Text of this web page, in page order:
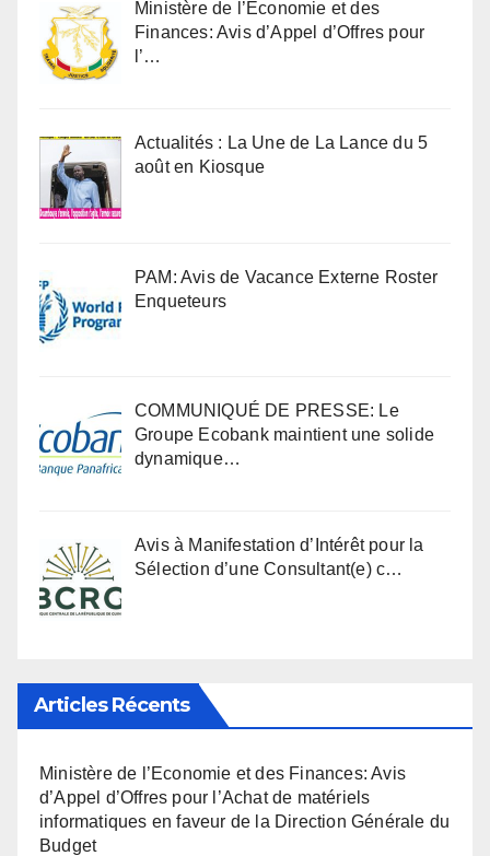
Ministère de l’Economie et des
Finances: Avis d’Appel d’Offres pour
l’…
Actualités : La Une de La Lance du 5
août en Kiosque
PAM: Avis de Vacance Externe Roster
Enqueteurs
COMMUNIQUÉ DE PRESSE: Le
Groupe Ecobank maintient une solide
dynamique…
Avis à Manifestation d’Intérêt pour la
Sélection d’une Consultant(e) c…
Articles Récents
Ministère de l’Economie et des Finances: Avis
d’Appel d’Offres pour l’Achat de matériels
informatiques en faveur de la Direction Générale du
Budget